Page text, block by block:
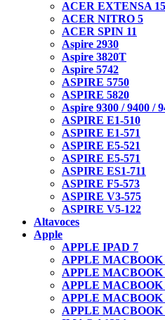
ACER EXTENSA 15
ACER NITRO 5
ACER SPIN 11
Aspire 2930
Aspire 3820T
Aspire 5742
ASPIRE 5750
ASPIRE 5820
Aspire 9300 / 9400 /
ASPIRE E1-510
ASPIRE E1-571
ASPIRE E5-521
ASPIRE E5-571
ASPIRE ES1-711
ASPIRE F5-573
ASPIRE V3-575
ASPIRE V5-122
Altavoces
Apple
APPLE IPAD 7
APPLE MACBOOK
APPLE MACBOOK
APPLE MACBOOK
APPLE MACBOOK
APPLE MACBOOK